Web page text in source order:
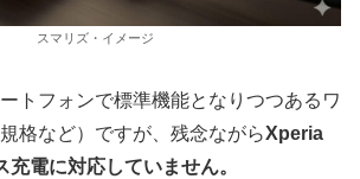
スマリズ・イメージ
トフォンで標準機能となりつつあるワ
格など）ですが、残念ながらXperia
充電に対応していません。